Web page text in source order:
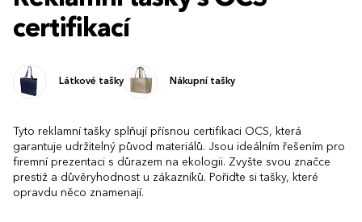
certifikací
Látkové tašky Nákupní tašky
Tyto reklamní tašky splňují přísnou certifikaci OCS, která
garantuje udržitelný původ materiálů. Jsou ideálním řešením pro
firemní prezentaci s důrazem na ekologii. Zvyšte svou značce
prestiž a důvěryhodnost u zákazníků. Pořiďte si tašky, které
opravdu něco znamenají.